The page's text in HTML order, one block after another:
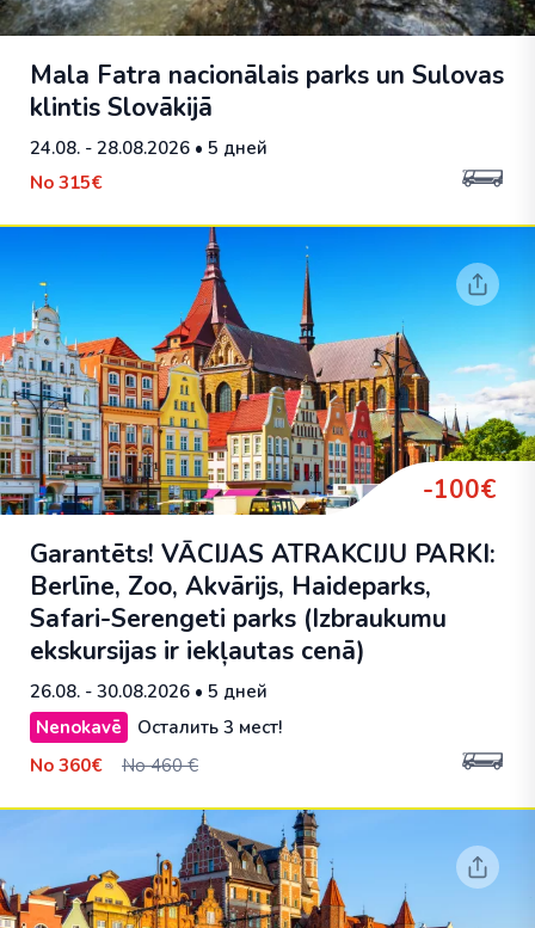
Mala Fatra nacionālais parks un Sulovas
klintis Slovākijā
24.08. - 28.08.2026 • 5 дней
No 315€
-100€
Garantēts! VĀCIJAS ATRAKCIJU PARKI:
Berlīne, Zoo, Akvārijs, Haideparks,
Safari-Serengeti parks (Izbraukumu
ekskursijas ir iekļautas cenā)
26.08. - 30.08.2026 • 5 дней
Nenokavē
Осталить 3 мест!
No 360€ No 460 €